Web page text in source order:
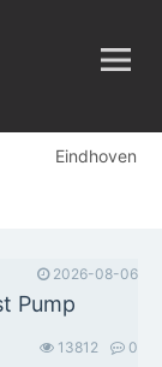
Eindhoven
2026-08-06
Pump
0
13812